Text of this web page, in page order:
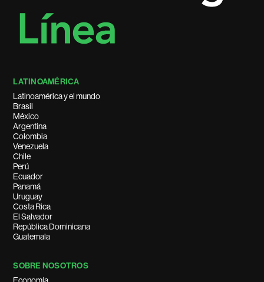
LATINOAMÉRICA
Latinoamérica y el mundo
Brasil
México
Argentina
Colombia
Venezuela
Chile
Perú
Ecuador
Panamá
Uruguay
Costa Rica
El Salvador
República Dominicana
Guatemala
SOBRE NOSOTROS